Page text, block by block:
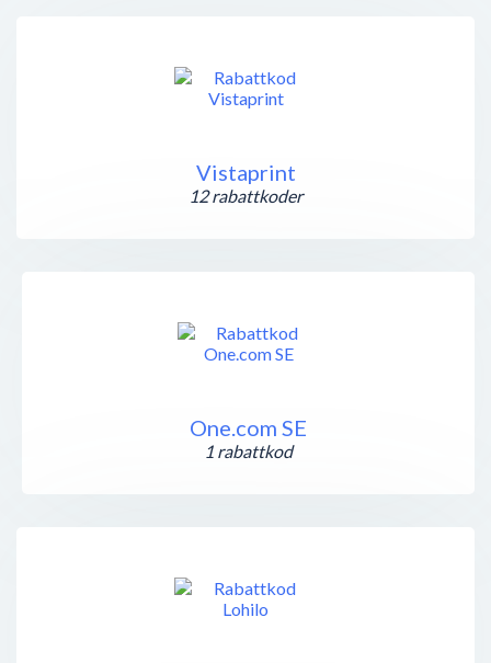
Vistaprint
12 rabattkoder
One.com SE
1 rabattkod